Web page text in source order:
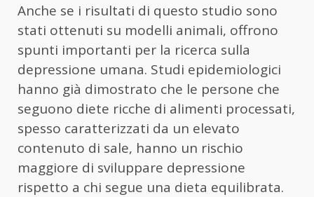
Anche se i risultati di questo studio sono
stati ottenuti su modelli animali, offrono
spunti importanti per la ricerca sulla
depressione umana. Studi epidemiologici
hanno già dimostrato che le persone che
seguono diete ricche di alimenti processati,
spesso caratterizzati da un elevato
contenuto di sale, hanno un rischio
maggiore di sviluppare depressione
rispetto a chi segue una dieta equilibrata.